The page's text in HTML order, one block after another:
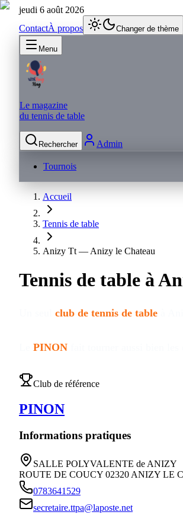
jeudi 6 août 2026
ContactÀ propos Changer de thème
Menu
Le magazine
du tennis de table
Rechercher Admin
Tournois
Accueil
Tennis de table
Anizy Tt — Anizy le Chateau
Tennis de table à
club de tennis de table
PINON
Club de référence
PINON
Informations pratiques
SALLE POLYVALENTE de ANIZY
ROUTE DE COUCY 02320 ANIZY LE
0783641529
secretaire.ttpa@laposte.net